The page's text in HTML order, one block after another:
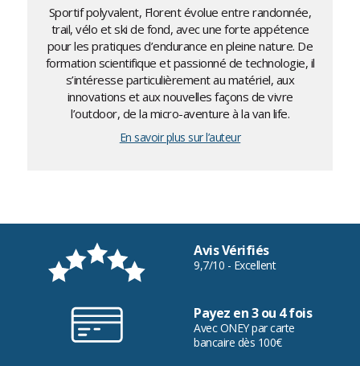
Sportif polyvalent, Florent évolue entre randonnée,
trail, vélo et ski de fond, avec une forte appétence
pour les pratiques d’endurance en pleine nature. De
formation scientifique et passionné de technologie, il
s’intéresse particulièrement au matériel, aux
innovations et aux nouvelles façons de vivre
l’outdoor, de la micro-aventure à la van life.
En savoir plus sur l’auteur
Avis Vérifiés
9,7/10 - Excellent
Payez en 3 ou 4 fois
Avec ONEY par carte
bancaire dès 100€